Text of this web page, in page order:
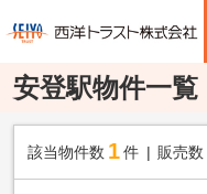
安登駅物件一覧
該当物件数 1件 販売数